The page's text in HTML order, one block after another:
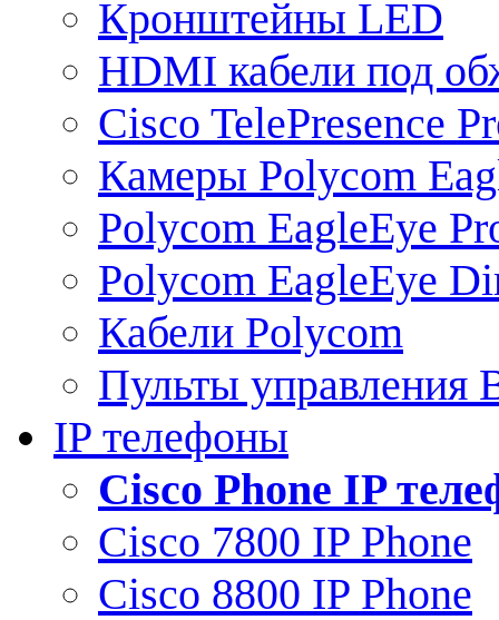
Кронштейны LED
HDMI кабели под
Cisco TelePresence
Камеры Polycom
Polycom EagleEye
Polycom EagleEye
Кабели Polycom
Пульты управления
IP телефоны
Сisco Phone IP
Cisco 7800 IP Phone
Cisco 8800 IP Phone